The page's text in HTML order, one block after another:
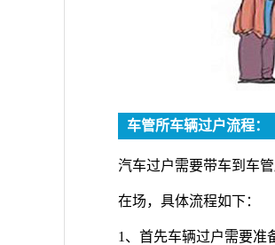
车管所车辆过户流程：
汽车过户需要带车到车
在场，具体流程如下：
1、首先车辆过户需要准